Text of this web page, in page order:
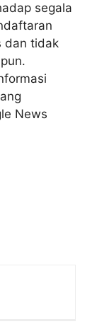
segala
dan tidak
News